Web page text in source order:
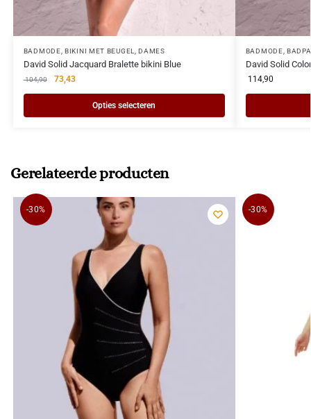
BADMODE ,BIKINI MET BEUGEL ,DAMES
David Solid Jacquard Bralette bikini Blue
104,90 73,43
Opties selecteren
BADMODE ,
David Solid
114,90
Gerelateerde producten
-30% -30%